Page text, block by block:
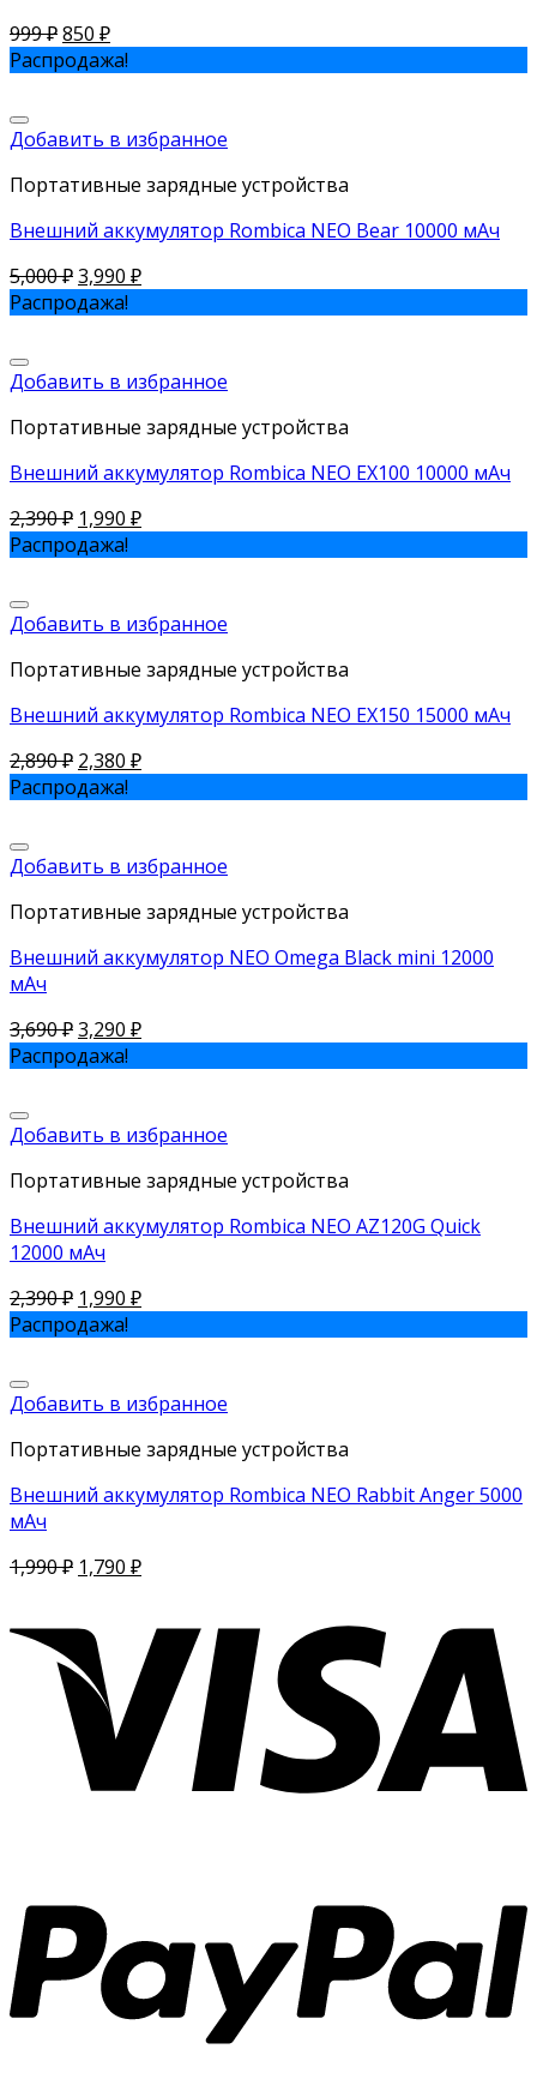
999₽850 ₽
Распродажа!
Добавить в избранное
Портативные зарядные устройства
Внешний аккумулятор Rombica NEO Bear 10000 мАч
5,000₽3,990 ₽
Распродажа!
Добавить в избранное
Портативные зарядные устройства
Внешний аккумулятор Rombica NEO EX100 10000 мАч
2,390₽ 1,990 ₽
Распродажа!
Добавить в избранное
Портативные зарядные устройства
Внешний аккумулятор Rombica NEO EX150 15000 мАч
2,890₽ 2,380 ₽
Распродажа!
Добавить в избранное
Портативные зарядные устройства
Внешний аккумулятор NEO Omega Black mini 12000
мАч
3,690₽3,290 ₽
Распродажа!
Добавить в избранное
Портативные зарядные устройства
Внешний аккумулятор Rombica NEO AZ120G Quick
12000 мАч
2,390₽ 1,990 ₽
Распродажа!
Добавить в избранное
Портативные зарядные устройства
Внешний аккумулятор Rombica NEO Rabbit Anger 5000
мАч
1,990₽ 1,790 ₽